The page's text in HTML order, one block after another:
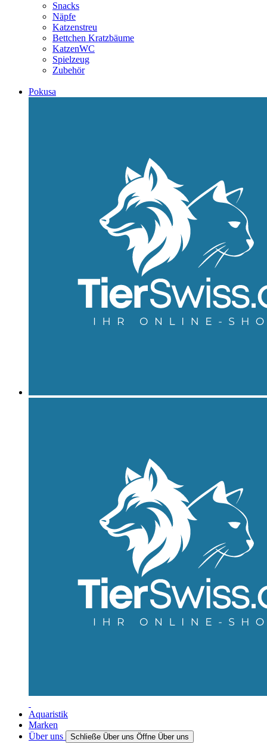
Snacks
Näpfe
Katzenstreu
Bettchen Kratzbäume
KatzenWC
Spielzeug
Zubehör
Pokusa
Aquaristik
Marken
Über uns
Schließe Über uns Öffne Über uns